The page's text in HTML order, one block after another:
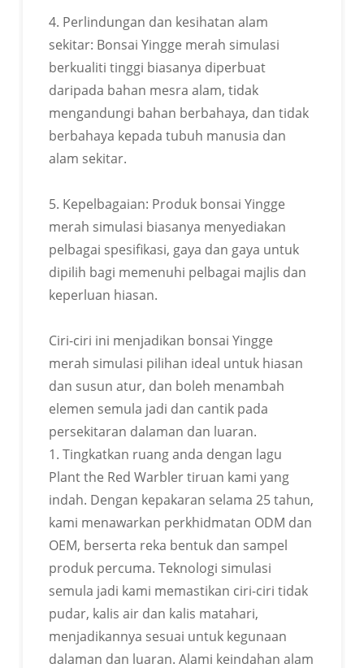
4. Perlindungan dan kesihatan alam
sekitar: Bonsai Yingge merah simulasi
berkualiti tinggi biasanya diperbuat
daripada bahan mesra alam, tidak
mengandungi bahan berbahaya, dan tidak
berbahaya kepada tubuh manusia dan
alam sekitar.
5. Kepelbagaian: Produk bonsai Yingge
merah simulasi biasanya menyediakan
pelbagai spesifikasi, gaya dan gaya untuk
dipilih bagi memenuhi pelbagai majlis dan
keperluan hiasan.
Ciri-ciri ini menjadikan bonsai Yingge
merah simulasi pilihan ideal untuk hiasan
dan susun atur, dan boleh menambah
elemen semula jadi dan cantik pada
persekitaran dalaman dan luaran.
1. Tingkatkan ruang anda dengan lagu
Plant the Red Warbler tiruan kami yang
indah. Dengan kepakaran selama 25 tahun,
kami menawarkan perkhidmatan ODM dan
OEM, berserta reka bentuk dan sampel
produk percuma. Teknologi simulasi
semula jadi kami memastikan ciri-ciri tidak
pudar, kalis air dan kalis matahari,
menjadikannya sesuai untuk kegunaan
dalaman dan luaran. Alami keindahan alam
Lulus Pensijilan ROHS
GAYA JUALAN PANAS YANG
BOLEH DISESUAIKAN
Pelbagai kedai boleh menyesuaikan pelbagai jenis
bunga
BOLEH DISESUAIKAN DALAM